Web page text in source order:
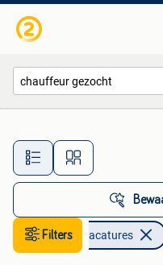
Alle
Filters Vacatures